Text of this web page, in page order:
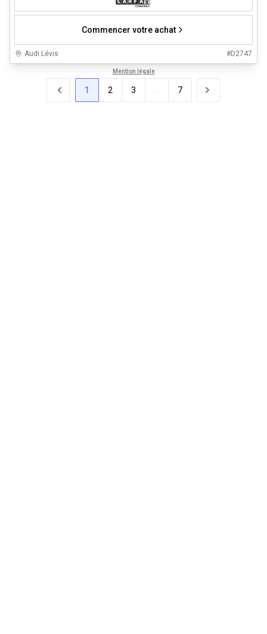
Commencer votre achat
Audi Lévis #D2747
Mention légale
1 2 3 7